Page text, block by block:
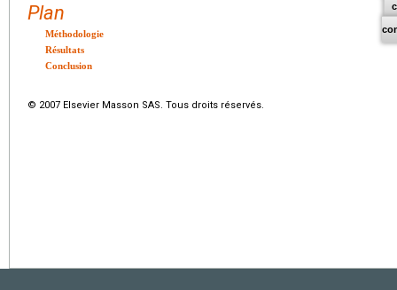
Plan
Méthodologie
Résultats
Conclusion
© 2007 Elsevier Masson SAS. Tous droits réservés.